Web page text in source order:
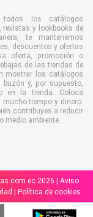
todos los catálogos
y lookbooks de
te mantenemos
descuentos y ofertas
oferta, promoción o
de las tiendas de
mostrar los catálogos
y, por supuesto,
en la tienda. Coloca
tiempo y dinero.
contribuyes a reducir
medio ambiente.
2026 | Aviso
| Política de cookies